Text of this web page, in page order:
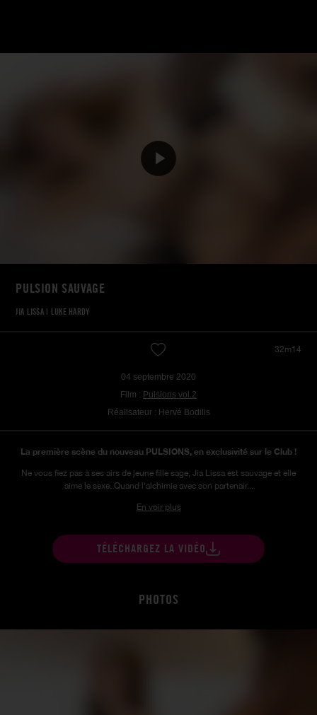
PULSION SAUVAGE
JIA LISSA| LUKE HARDY
32m14
04 septembre 2020
Film : Pulsions vol.2
Réalisateur : Hervé Bodilis
La première scène du nouveau PULSIONS, en exclusivité sur le Club !
Ne vous fiez pas à ses airs de jeune fille sage, Jia Lissa est sauvage et elle
aime le sexe. Quand l'alchimie avec son partenair...
En voir plus
TÉLÉCHARGEZ LA VIDÉO
PHOTOS